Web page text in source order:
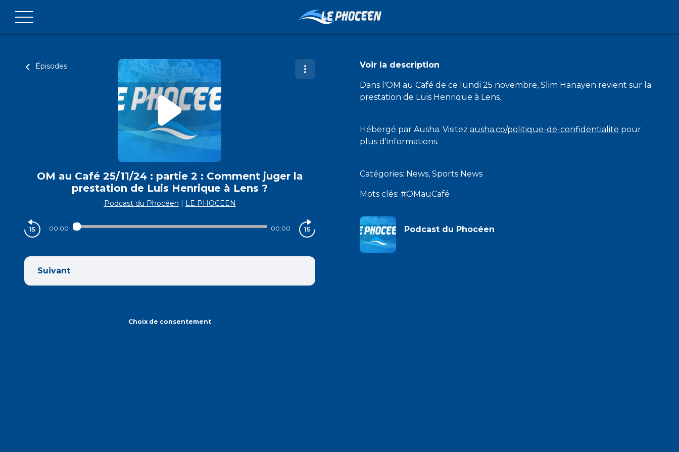
Épisodes
OM au Café 25/11/24 : partie 2 : Comment juger la
prestation de Luis Henrique à Lens ?
Podcast du Phocéen | LE PHOCEEN
00:00 00:00
Suivant
Choix de consentement
Voir la description
Dans l'OM au Café de ce lundi 25 novembre, Slim Hanayen revient sur la
prestation de Luis Henrique à Lens.
Hébergé par Ausha. Visitez ausha.co/politique-de-confidentialite pour
plus d'informations.
Catégories: News, Sports News
Mots clés: #OMauCafé
Podcast du Phocéen